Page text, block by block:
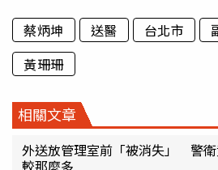
蔡炳坤 送醫 台北市
黃珊珊
相關文章
外送放管理室前「被消失」 警
較那麼多